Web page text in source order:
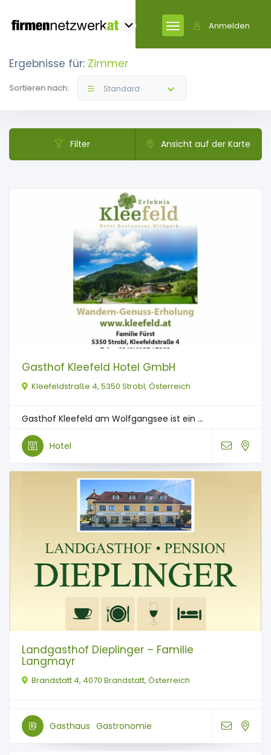
Anmelden
Ergebnisse für: Zimmer
Sortieren nach: Standard
Filter Ansicht auf der Karte
Gasthof Kleefeld Hotel GmbH
Kleefeldstraße 4, 5350 Strobl, Österreich
Gasthof Kleefeld am Wolfgangsee ist ein ...
Hotel
Landgasthof Dieplinger – Familie
Langmayr
Brandstatt 4, 4070 Brandstatt, Österreich
Gasthaus Gastronomie